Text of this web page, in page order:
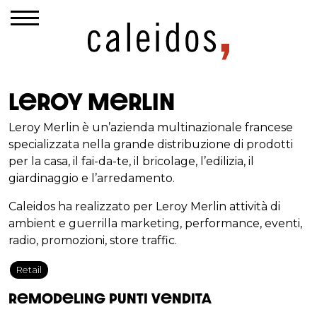
Leroy Merlin
Leroy Merlin è un’azienda multinazionale francese
specializzata nella grande distribuzione di prodotti
per la casa, il fai-da-te, il bricolage, l’edilizia, il
giardinaggio e l’arredamento.
Caleidos ha realizzato per Leroy Merlin attività di
ambient e guerrilla marketing, performance, eventi,
radio, promozioni, store traffic.
Retail
Remodeling punti vendita